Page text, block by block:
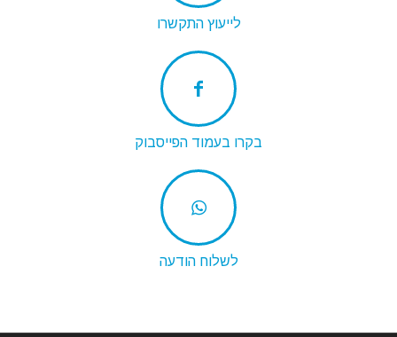
לייעוץ התקשרו
בקרו בעמוד הפייסבוק
לשלוח הודעה